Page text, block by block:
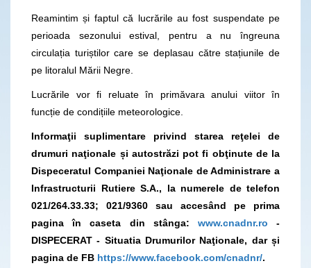
Reamintim și faptul că lucrările au fost suspendate pe
perioada sezonului estival, pentru a nu îngreuna
circulația turiștilor care se deplasau către stațiunile de
pe litoralul Mării Negre.
Lucrările vor fi reluate în primăvara anului viitor în
funcție de condițiile meteorologice.
Informaţii suplimentare privind starea reţelei de
drumuri naţionale și autostrăzi pot fi obţinute de la
Dispeceratul Companiei Naţionale de Administrare a
Infrastructurii Rutiere S.A., la numerele de telefon
021/264.33.33; 021/9360 sau accesând pe prima
pagina în caseta din stânga: www.cnadnr.ro -
DISPECERAT - Situatia Drumurilor Naţionale, dar și
pagina de FB https://www.facebook.com/cnadnr/.